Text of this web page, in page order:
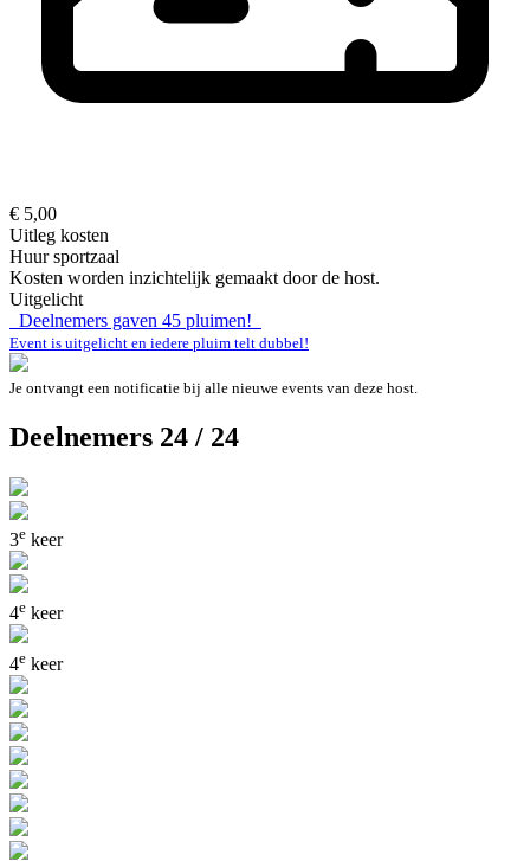
€ 5,00
Uitleg kosten
Huur sportzaal
Kosten worden inzichtelijk gemaakt door de host.
Uitgelicht
Deelnemers gaven 45 pluimen!
Event is uitgelicht en iedere pluim telt dubbel!
Je ontvangt een notificatie bij alle nieuwe events van deze host.
Deelnemers 24 / 24
3e keer
4e keer
4e keer